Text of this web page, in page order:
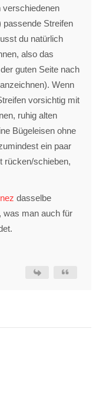
verschiedenen
passende Streifen
du natürlich
also das
guten Seite nach
Wenn
vorsichtig mit
ruhig alten
Bügeleisen ohne
ein paar
rücken/schieben,
dasselbe
was man auch für